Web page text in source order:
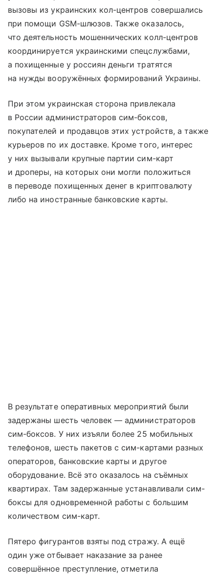
вызовы из украинских кол-центров совершались
при помощи GSM-шлюзов. Также оказалось,
что деятельность мошеннических колл-центров
координируется украинскими спецслужбами,
а похищенные у россиян деньги тратятся
на нужды вооружённых формирований Украины.
При этом украинская сторона привлекала
в России администраторов сим-боксов,
покупателей и продавцов этих устройств, а также
курьеров по их доставке. Кроме того, интерес
у них вызывали крупные партии сим-карт
и дроперы, на которых они могли положиться
в переводе похищенных денег в криптовалюту
либо на иностранные банковские карты.
В результате оперативных мероприятий были
задержаны шесть человек — администраторов
сим-боксов. У них изъяли более 25 мобильных
телефонов, шесть пакетов с сим-картами разных
операторов, банковские карты и другое
оборудование. Всё это оказалось на съёмных
квартирах. Там задержанные устанавливали сим-
боксы для одновременной работы с большим
количеством сим-карт.
Пятеро фигурантов взяты под стражу. А ещё
один уже отбывает наказание за ранее
совершённое преступление, отметила